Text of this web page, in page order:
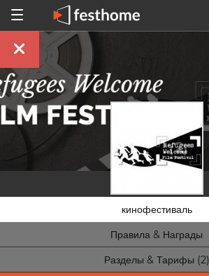
кинофестиваль
Правила & Награды
Разделы & Тарифы (2)